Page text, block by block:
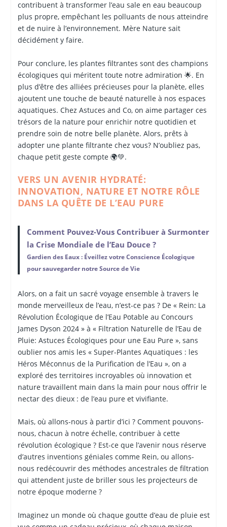
contribuent à transformer l’eau sale en eau beaucoup
plus propre, empêchant les polluants de nous atteindre
et de nuire à l’environnement. Mère Nature sait
décidément y faire.
Pour conclure, les plantes filtrantes sont des champions
écologiques qui méritent toute notre admiration 🌟. En
plus d’être des alliées précieuses pour la planète, elles
ajoutent une touche de beauté naturelle à nos espaces
aquatiques. Chez Astuces and Co, on aime partager ces
trésors de la nature pour enrichir notre quotidien et
prendre soin de notre belle planète. Alors, prêts à
adopter une plante filtrante chez vous? N’oubliez pas,
chaque petit geste compte 🌍💚.
VERS UN AVENIR HYDRATÉ:
INNOVATION, NATURE ET NOTRE RÔLE
DANS LA QUÊTE DE L’EAU PURE
Comment Pouvez-Vous Contribuer à Surmonter
la Crise Mondiale de l’Eau Douce ?
Gardien des Eaux : Éveillez votre Conscience Écologique
pour sauvegarder notre Source de Vie
Alors, on a fait un sacré voyage ensemble à travers le
monde merveilleux de l’eau, n’est-ce pas ? De « Rein: La
Révolution Écologique de l’Eau Potable au Concours
James Dyson 2024 » à « Filtration Naturelle de l’Eau de
Pluie: Astuces Écologiques pour une Eau Pure », sans
oublier nos amis les « Super-Plantes Aquatiques : les
Héros Méconnus de la Purification de l’Eau », on a
exploré des territoires incroyables où innovation et
nature travaillent main dans la main pour nous offrir le
nectar des dieux : de l’eau pure et vivifiante.
Mais, où allons-nous à partir d’ici ? Comment pouvons-
nous, chacun à notre échelle, contribuer à cette
révolution écologique ? Est-ce que l’avenir nous réserve
d’autres inventions géniales comme Rein, ou allons-
nous redécouvrir des méthodes ancestrales de filtration
qui attendent juste de briller sous les projecteurs de
notre époque moderne ?
Imaginez un monde où chaque goutte d’eau de pluie est